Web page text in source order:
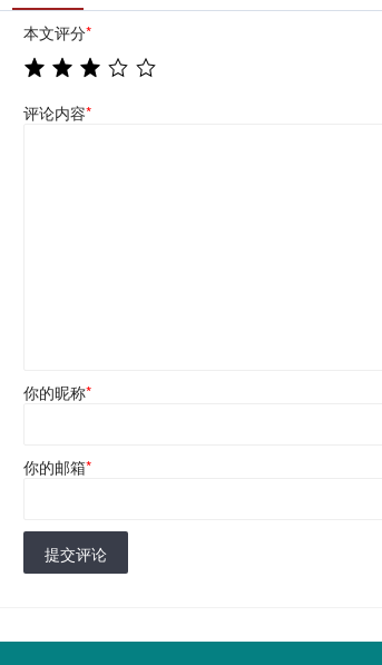
本文评分*
评论内容*
你的昵称*
你的邮箱*
提交评论